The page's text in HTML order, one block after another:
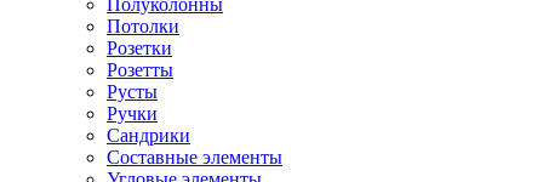
Полуколонны
Потолки
Розетки
Розетты
Русты
Ручки
Сандрики
Составные элементы